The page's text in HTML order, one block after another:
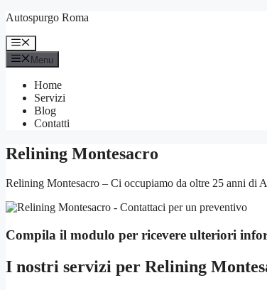
Vai
contenuto
Autospurgo Roma
Menu
Menu
Home
Servizi
Blog
Contatti
Relining Montesacro
Relining Montesacro – Ci occupiamo da oltre 25 anni di
Compila il modulo per ricevere ulteriori
I nostri servizi per Relining